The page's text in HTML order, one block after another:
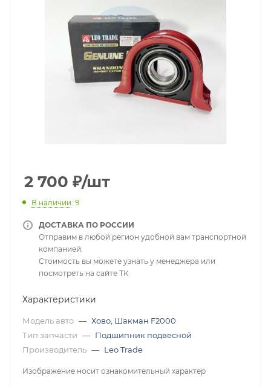
2 700 ₽/шт
В наличии: 9
ДОСТАВКА ПО РОССИИ
Отправим в любой регион удобной вам транспортной
компанией.
Стоимость вы можете узнать у менеджера или
посмотреть на сайте ТК
Характеристики
Модель авто — Хово Шакман F2000
Тип запчасти — Подшипник подвесной
Производитель — Leo Trade
Изображение носит ознакомительный характер